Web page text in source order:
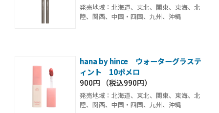
発売地域：北海道、東北、関東、東海、北
陸、関西、中国・四国、九州、沖縄
hana by hince ウォーターグラステ
ィント 10ポメロ
900円 （税込990円）
発売地域：北海道、東北、関東、東海、北
陸、関西、中国・四国、九州、沖縄